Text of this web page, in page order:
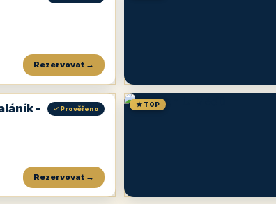
Rezervovat →
-
✓ Prověřeno
Rezervovat →
★ TOP